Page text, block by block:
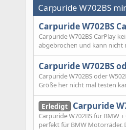
Carpuride W702BS
Carpuride W702BS
Carpuride W702BS CarPlay
abgebrochen und kann nicht
Carpuride W702BS
Carpuride W702BS oder
Größe her nicht mal testen
Erledigt Carpuride
Carpuride W702BS für BMW
perfekt für BMW Motorräder.